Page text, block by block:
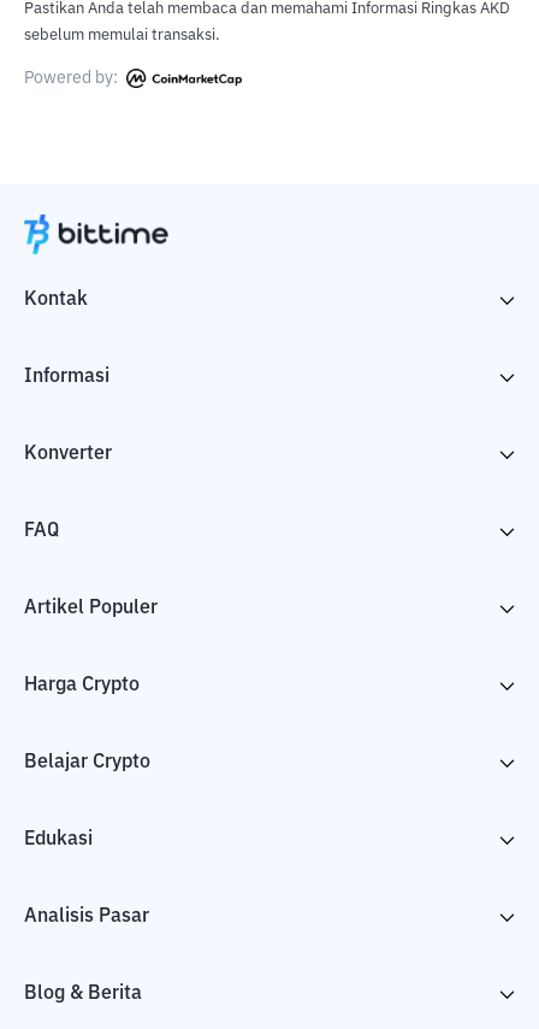
Pastikan Anda telah membaca dan memahami Informasi Ringkas AKD
sebelum memulai transaksi.
Powered by:
Kontak
Informasi
Konverter
FAQ
Artikel Populer
Harga Crypto
Belajar Crypto
Edukasi
Analisis Pasar
Blog & Berita